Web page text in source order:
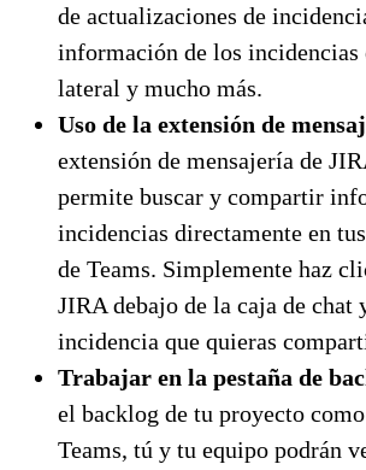
de actualizaciones de
información de los incidencias
lateral y mucho más.
Uso de la extensión de
extensión de mensajería de
permite buscar y compartir
incidencias directamente en
de Teams. Simplemente haz
JIRA debajo de la caja de chat
incidencia que quieras
Trabajar en la pestaña de
el backlog de tu proyecto como
Teams, tú y tu equipo podrán